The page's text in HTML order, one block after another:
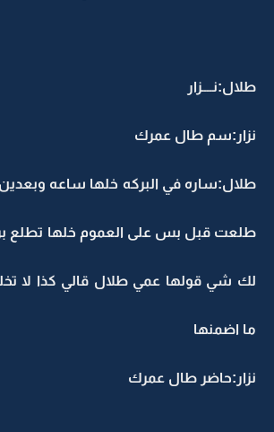
طلال:نــــزار
نزار:سم طال عمرك
طلال:ساره في البركه خلها ساعه وبعدين
طلعت قبل بس على العموم خلها تطلع
لك شي قولها عمي طلال قالي كذا لا
ما اضمنها
نزار:حاضر طال عمرك